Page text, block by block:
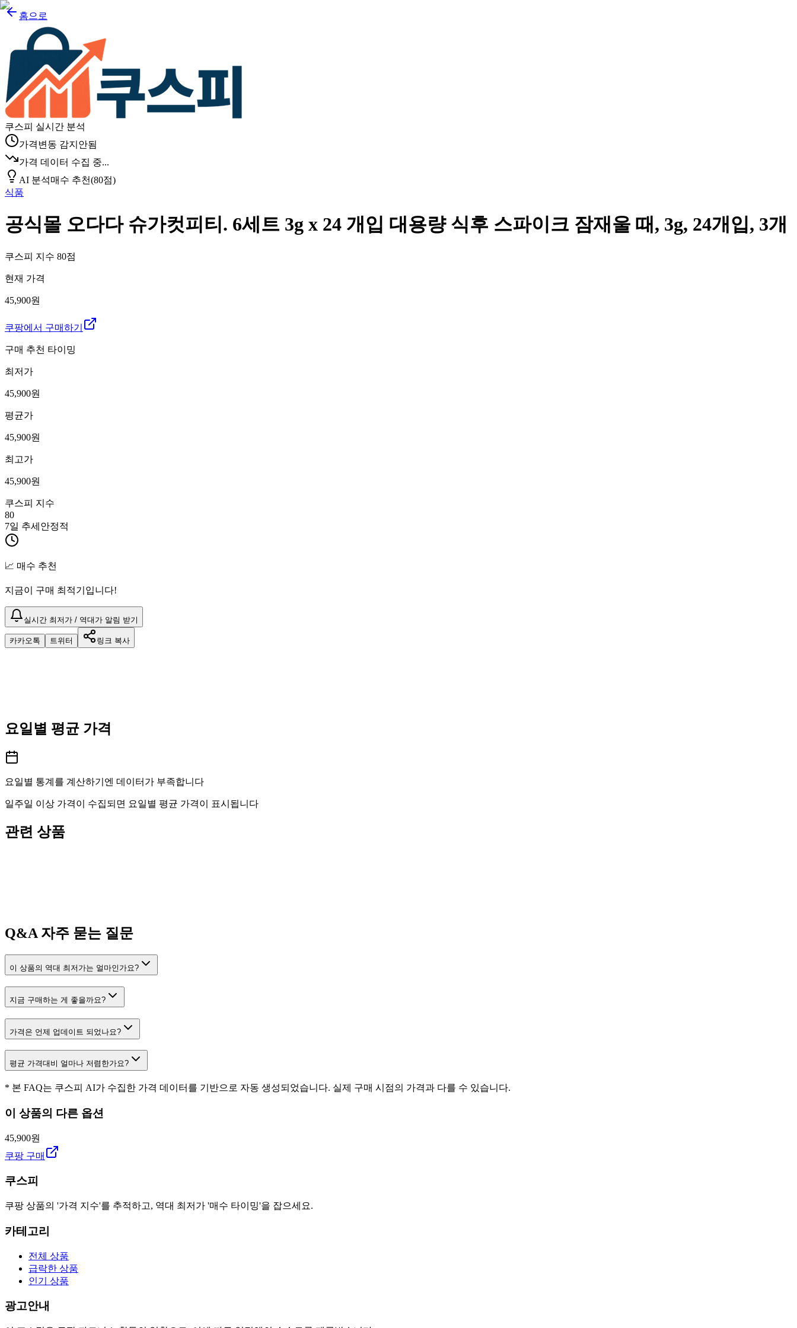
홈으로
쿠스피 실시간 분석
가격변동 감지안됨
가격 데이터 수집 중...
AI 분석매수 추천(80점)
식품
공식몰 오다다 슈가컷피티. 6세트 3g x 24 개입 대용량 식후 스파이크 잠재울 때, 3g, 24개입, 3개
쿠스피 지수 80점
현재 가격
45,900원
쿠팡에서 구매하기
구매 추천 타이밍
최저가
45,900원
평균가
45,900원
최고가
45,900원
쿠스피 지수
80
7일 추세 안정적
📈 매수 추천
지금이 구매 최적기입니다!
실시간 최저가 / 역대가 알림 받기
카카오톡 트위터 링크 복사
요일별 평균 가격
요일별 통계를 계산하기엔 데이터가 부족합니다
일주일 이상 가격이 수집되면 요일별 평균 가격이 표시됩니다
관련 상품
Q&A자주 묻는 질문
이 상품의 역대 최저가는 얼마인가요?
지금 구매하는 게 좋을까요?
가격은 언제 업데이트 되었나요?
평균 가격대비 얼마나 저렴한가요?
* 본 FAQ는 쿠스피 AI가 수집한 가격 데이터를 기반으로 자동 생성되었습니다. 실제 구매 시점의 가격과 다를 수 있습니다.
이 상품의 다른 옵션
45,900원
쿠팡 구매
쿠스피
쿠팡 상품의 '가격 지수'를 추적하고, 역대 최저가 '매수 타이밍'을 잡으세요.
카테고리
전체 상품
급락한 상품
인기 상품
광고안내